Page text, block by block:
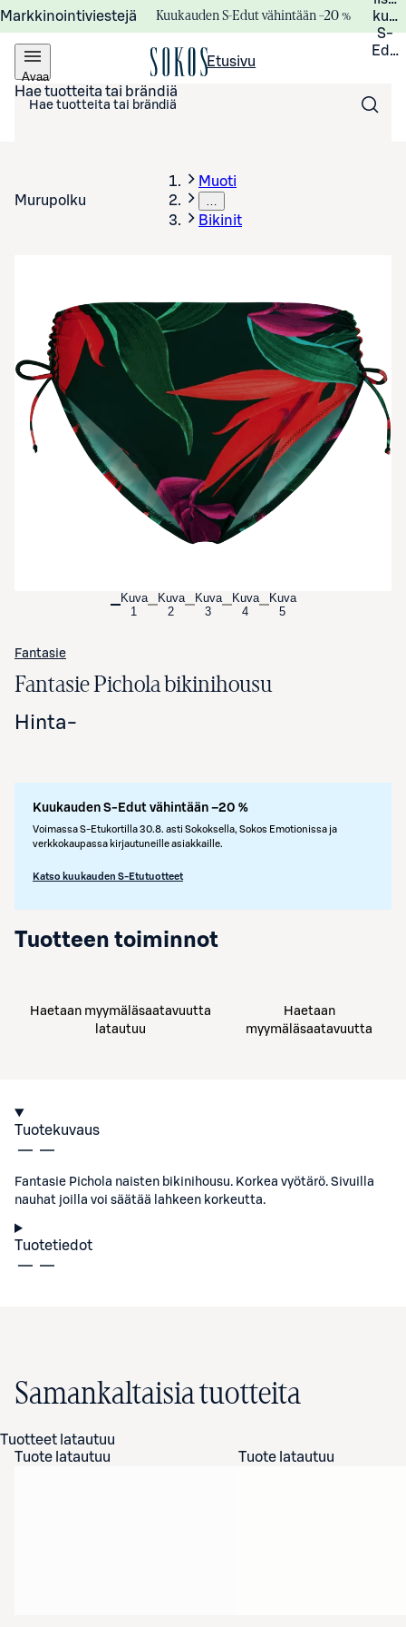
Markkinointiviestejä Kuukauden S-Edut vähintään –20 %
S-
Avaa
valikko
Etusivu
Hae tuotteita tai brändiä
Murupolku
Muoti
…
Bikinit
Avaa tuotekuva suurennettuna
Kuva
1
Kuva
2
Kuva
3
Kuva
4
Kuva
5
Fantasie
Fantasie Pichola bikinihousu
Hinta-
Kuukauden S-Edut vähintään –20 %
Voimassa S-Etukortilla 30.8. asti Sokoksella, Sokos Emotionissa ja
verkkokaupassa kirjautuneille asiakkaille.
Katso kuukauden S-Etutuotteet
Tuotteen toiminnot
Haetaan myymäläsaatavuutta
latautuu
Haetaan
myymäläsaatavuutta
Tuotekuvaus
Fantasie Pichola naisten bikinihousu. Korkea vyötärö. Sivuilla
nauhat joilla voi säätää lahkeen korkeutta.
Tuotetiedot
Samankaltaisia tuotteita
Tuotteet latautuu
Tuote latautuu
Tuote latautuu